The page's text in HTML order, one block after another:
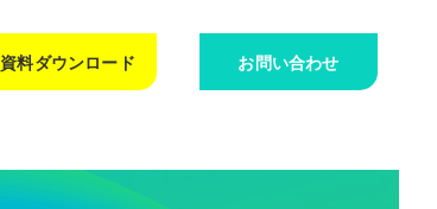
資料ダウンロード お問い合わせ